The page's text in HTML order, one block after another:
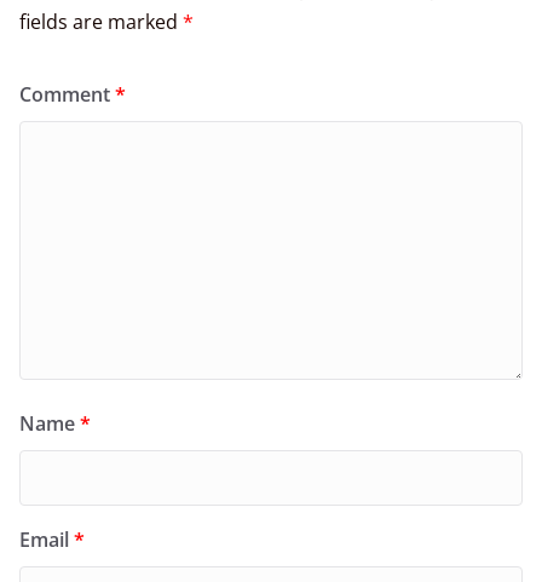
fields are marked *
Comment*
Name*
Email*